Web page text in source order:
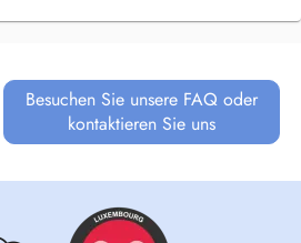
Besuchen Sie unsere FAQ oder
kontaktieren Sie uns